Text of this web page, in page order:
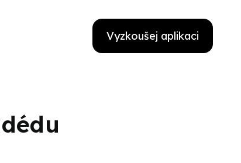
Vyzkoušej aplikaci